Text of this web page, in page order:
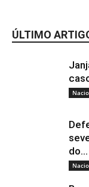
ÚLTIMO
do...